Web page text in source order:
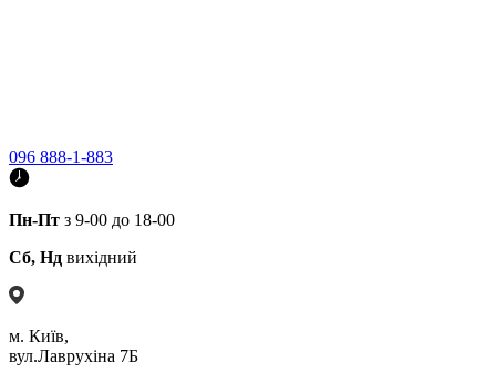
096 888-1-883
Пн-Пт з 9-00 до 18-00
Сб, Нд вихідний
м. Київ,
вул.Лаврухіна 7Б